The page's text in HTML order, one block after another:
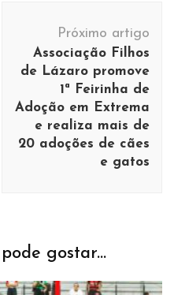
Próximo artigo
Associação Filhos
de Lázaro promove
1ª Feirinha de
Adoção em Extrema
e realiza mais de
20 adoções de cães
e gatos
gostar...